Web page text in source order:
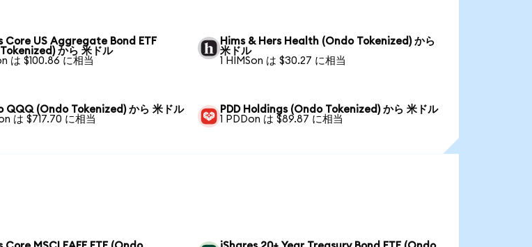
Core US Aggregate Bond ETF
から 米ドル
は $100.86 に相当
Hims & Hers Health (Ondo Tokenized) から
米ドル
1 HIMSon は $30.27 に相当
QQQ (Ondo Tokenized) から 米ドル
は $717.70 に相当
PDD Holdings (Ondo Tokenized) から 米ドル
1 PDDon は $89.87 に相当